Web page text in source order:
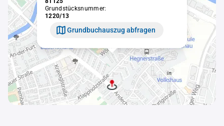
Grundstücksnummer:
1220/13
Grundbuchauszug abfragen